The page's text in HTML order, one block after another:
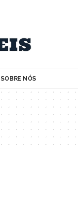
SOBRE NÓS